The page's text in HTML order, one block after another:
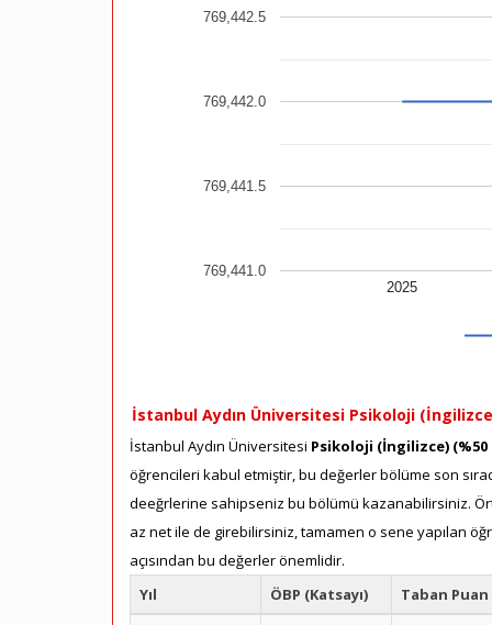
2025
769,441.0
769,441.5
769,442.0
769,442.5
İstanbul Aydın Üniversitesi Psikoloji
İstanbul Aydın Üniversitesi Psikoloji (İngilizce)
öğrencileri kabul etmiştir, bu değerler bölüme son
deeğrlerine sahipseniz bu bölümü kazanabilirsiniz.
az net ile de girebilirsiniz, tamamen o sene yapılan
açısından bu değerler önemlidir.
Yıl
ÖBP (Katsayı)
Taban Puan